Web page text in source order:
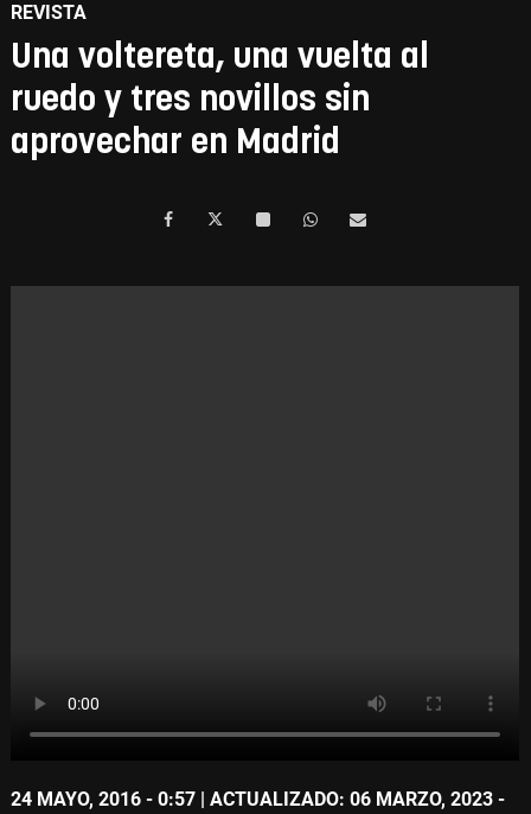
REVISTA
Una voltereta, una vuelta al
ruedo y tres novillos sin
aprovechar en Madrid
24 MAYO, 2016 - 0:57 | ACTUALIZADO: 06 MARZO, 2023 -